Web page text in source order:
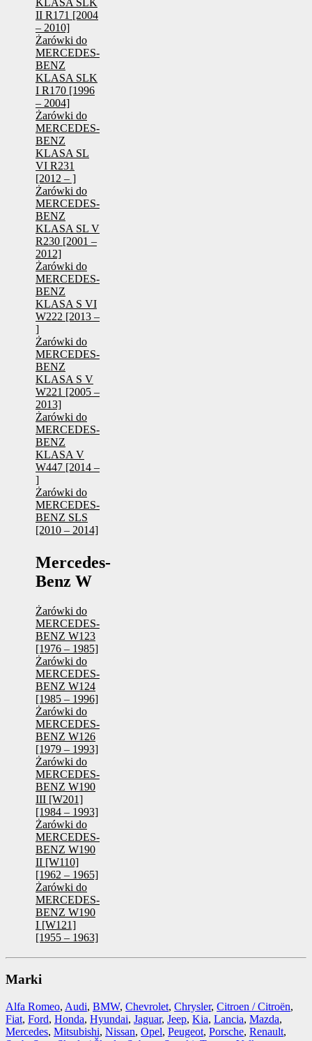
KLASA SLK
II R171 [2004
– 2010]
Żarówki do
MERCEDES-
BENZ
KLASA SLK
I R170 [1996
– 2004]
Żarówki do
MERCEDES-
BENZ
KLASA SL
VI R231
[2012 – ]
Żarówki do
MERCEDES-
BENZ
KLASA SL V
R230 [2001 –
2012]
Żarówki do
MERCEDES-
BENZ
KLASA S VI
W222 [2013 –
]
Żarówki do
MERCEDES-
BENZ
KLASA S V
W221 [2005 –
2013]
Żarówki do
MERCEDES-
BENZ
KLASA V
W447 [2014 –
]
Żarówki do
MERCEDES-
BENZ SLS
[2010 – 2014]
Mercedes-
Benz W
Żarówki do
MERCEDES-
BENZ W123
[1976 – 1985]
Żarówki do
MERCEDES-
BENZ W124
[1985 – 1996]
Żarówki do
MERCEDES-
BENZ W126
[1979 – 1993]
Żarówki do
MERCEDES-
BENZ W190
III [W201]
[1984 – 1993]
Żarówki do
MERCEDES-
BENZ W190
II [W110]
[1962 – 1965]
Żarówki do
MERCEDES-
BENZ W190
I [W121]
[1955 – 1963]
Marki
Alfa Romeo, Audi, BMW, Chevrolet, Chrysler, Citroen / Citroën,
Fiat, Ford, Honda, Hyundai, Jaguar, Jeep, Kia, Lancia, Mazda,
Mercedes, Mitsubishi, Nissan, Opel, Peugeot, Porsche, Renault,